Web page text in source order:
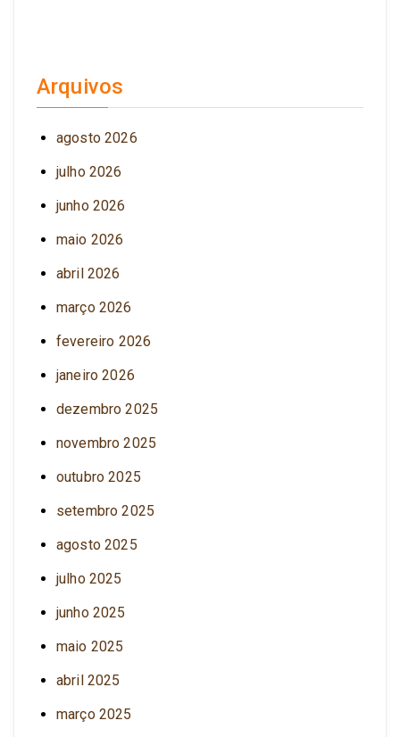
Arquivos
agosto 2026
julho 2026
junho 2026
maio 2026
abril 2026
março 2026
fevereiro 2026
janeiro 2026
dezembro 2025
novembro 2025
outubro 2025
setembro 2025
agosto 2025
julho 2025
junho 2025
maio 2025
abril 2025
março 2025